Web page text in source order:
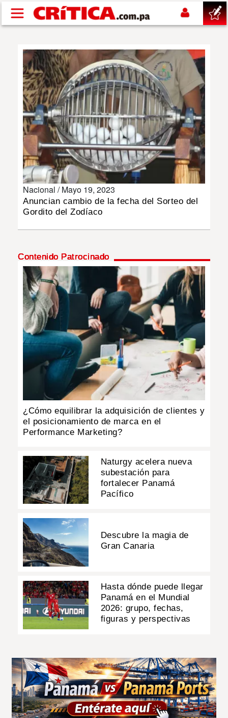
Pasar al contenido principal
SUCESOS
NACIONAL
POLÍTICA
SHOW
DEPORTES
MULTIMEDIA
IMPRESO
Nacional /Mayo 19, 2023
Anuncian cambio de la fecha del Sorteo del
Gordito del Zodíaco
Contenido Patrocinado
¿Cómo equilibrar la adquisición de clientes y
el posicionamiento de marca en el
Performance Marketing?
Naturgy acelera nueva
subestación para
fortalecer Panamá
Pacífico
Descubre la magia de
Gran Canaria
Hasta dónde puede llegar
Panamá en el Mundial
2026: grupo, fechas,
figuras y perspectivas